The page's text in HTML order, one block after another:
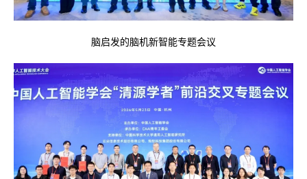
脑启发的脑机新智能专题会议